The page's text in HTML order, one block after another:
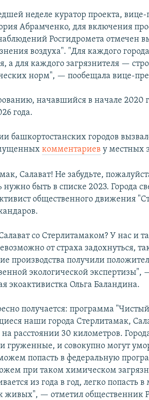
неделе куратор проекта,
Абрамченко, для включения
Росгидромета отмечен
воздуха". "Для каждого
а для каждого загрязнителя —
норм", — пообещала вице-
начавшийся в начале 2020
года.
башкортостанских городов
комментариев у местных
Салават! Не забудьте,
быть в списке 2023. Города
общественного движения
со Стерлитамаком? У нас и
от страха задохнуться,
производства получили
экологической экспертизы",
экоактивистка Ольга Баландина.
получается: программа
наши города Стерлитамак,
на расстоянии 30 километров.
груженные, и совокупно могут
попасть в федеральную
при таком химическом
из года в год, легко
живых", — отметил общественник